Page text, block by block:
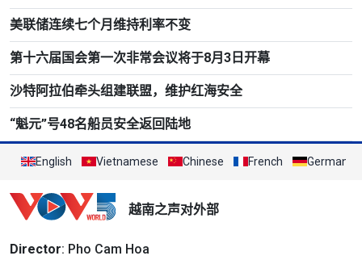
美联储连续七个月维持利率不变
第十六届国会第一次非常会议将于8月3日开幕
沙特阿拉伯牵头组建联盟，维护红海安全
“魁元”号48名船员安全返回陆地
English Vietnamese Chinese French German
越南之声对外部
Director: Pho Cam Hoa